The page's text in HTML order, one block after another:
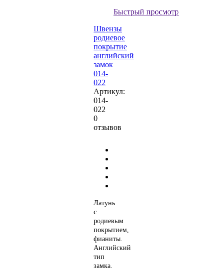
Быстрый просмотр
Швензы
родиевое
покрытие
английский
замок
014-
022
Артикул:
014-
022
0
отзывов
Латунь
с
родиевым
покрытием,
фианиты.
Английский
тип
замка.